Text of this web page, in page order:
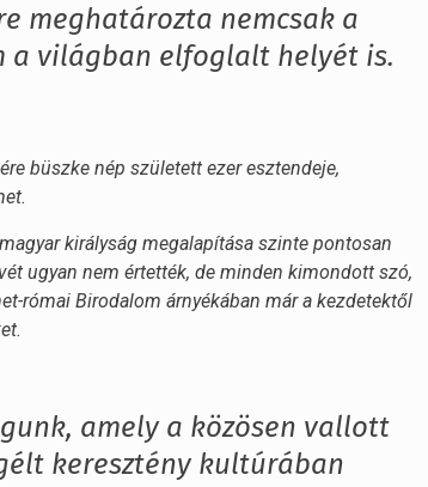
meghatározta nemcsak a
a világban elfoglalt helyét is.
büszke nép született ezer esztendeje,
királyság megalapítása szinte pontosan
ugyan nem értették, de minden kimondott szó,
római Birodalom árnyékában már a kezdetektől
amely a közösen vallott
keresztény kultúrában